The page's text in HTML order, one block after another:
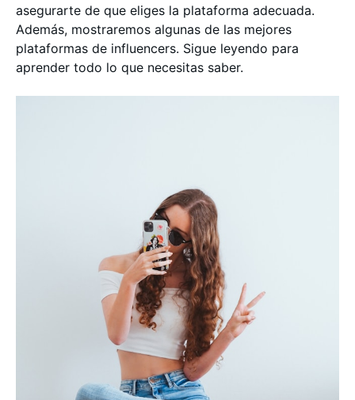
asegurarte de que eliges la plataforma adecuada.
Además, mostraremos algunas de las mejores
plataformas de influencers. Sigue leyendo para
aprender todo lo que necesitas saber.